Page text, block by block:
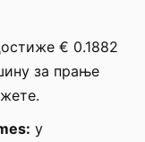
€ 0.1882
за прање
у